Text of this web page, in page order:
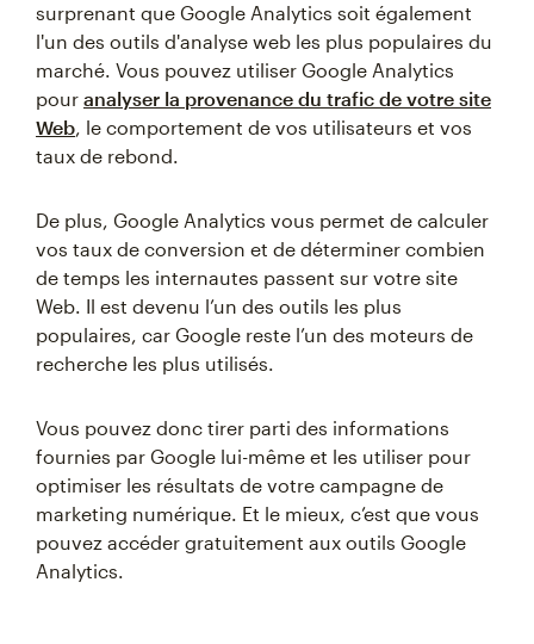
surprenant que Google Analytics soit également
l'un des outils d'analyse web les plus populaires du
marché. Vous pouvez utiliser Google Analytics
pour analyser la provenance du trafic de votre site
Web, le comportement de vos utilisateurs et vos
taux de rebond.
De plus, Google Analytics vous permet de calculer
vos taux de conversion et de déterminer combien
de temps les internautes passent sur votre site
Web. Il est devenu l’un des outils les plus
populaires, car Google reste l’un des moteurs de
recherche les plus utilisés.
Vous pouvez donc tirer parti des informations
fournies par Google lui-même et les utiliser pour
optimiser les résultats de votre campagne de
marketing numérique. Et le mieux, c’est que vous
pouvez accéder gratuitement aux outils Google
Analytics.